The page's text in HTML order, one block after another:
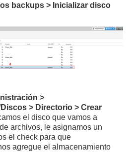
backups > Inicializar disco
>
> Directorio > Crear
el disco que vamos a
archivos, le asignamos un
el check para que
agregue el almacenamiento